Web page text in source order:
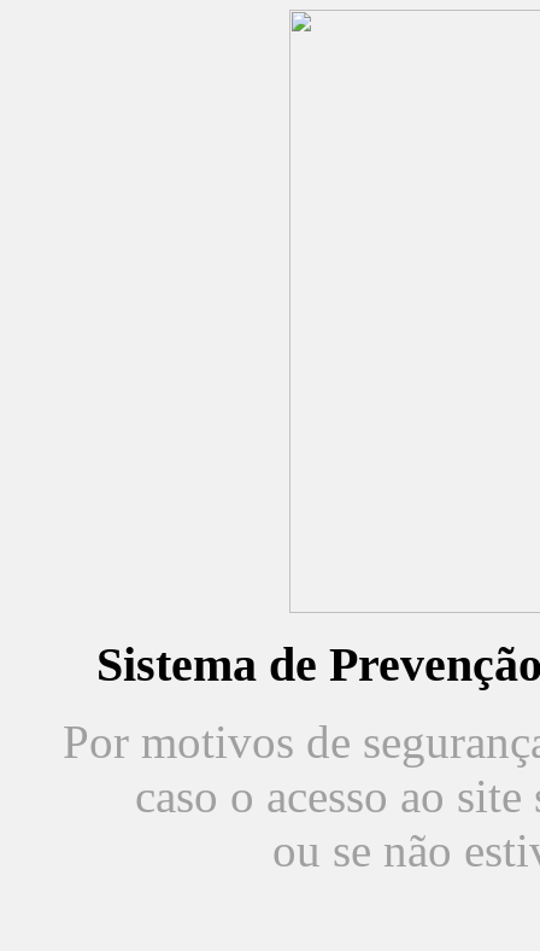
Sistema de
Por motivos de
caso o acesso ao
ou se não